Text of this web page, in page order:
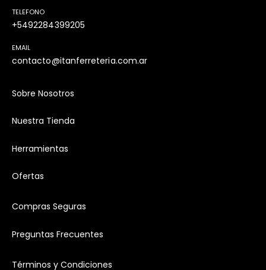
TELEFONO
+5492284399205
EMAIL
contacto@itanferreteria.com.ar
Sobre Nosotros
Nuestra Tienda
Herramientas
Ofertas
Compras Seguras
Preguntas Frecuentes
Términos y Condiciones